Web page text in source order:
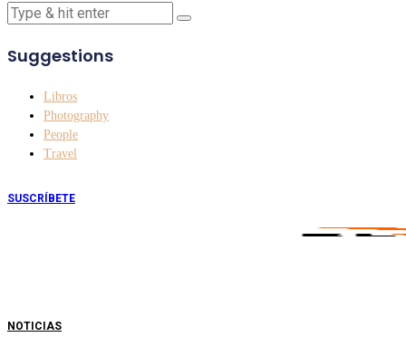
Suggestions
Libros
Photography
People
Travel
SUSCRÍBETE
NOTICIAS